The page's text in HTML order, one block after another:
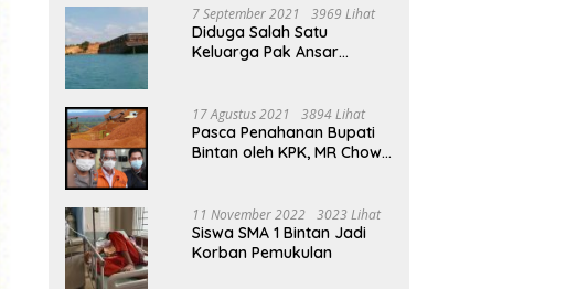
Bupati Bintan
7 September 2021 3969 Lihat
Diduga Salah Satu
Keluarga Pak Ansar
Boksit Ilegal Di Bintan
17 Agustus 2021 3894 Lihat
Pasca Penahanan Bupati
Bintan oleh KPK, MR Chow
Yang Silam
11 November 2022 3023 Lihat
Siswa SMA 1 Bintan Jadi
Korban Pemukulan